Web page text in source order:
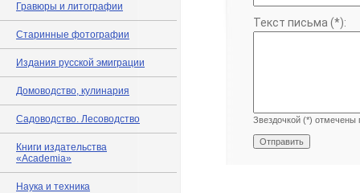
Гравюры и литографии
Старинные фотографии
Издания русской эмиграции
Домоводство, кулинария
Садоводство. Лесоводство
Книги издательства
«Academia»
Наука и техника
Текст письма (*):
Звездочкой (*) отмечены